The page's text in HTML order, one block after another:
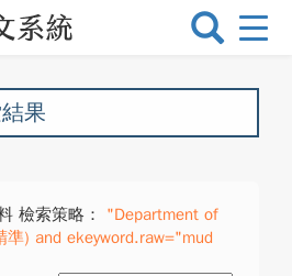
選
換
果
檢索策略：
"Department of
) and ekeyword.raw="mud